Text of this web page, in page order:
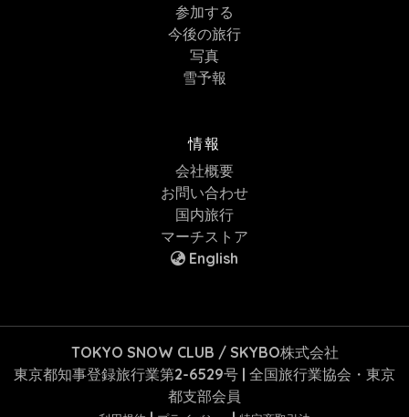
参加する
今後の旅行
写真
雪予報
情報
会社概要
お問い合わせ
国内旅行
マーチストア
English
TOKYO SNOW CLUB / SKYBO株式会社
東京都知事登録旅行業第2-6529号 | 全国旅行業協会・東京
都支部会員